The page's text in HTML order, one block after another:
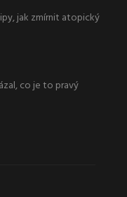
jak zmírnit atopický
co je to pravý